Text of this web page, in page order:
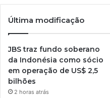
Última modificação
JBS traz fundo soberano
da Indonésia como sócio
em operação de US$ 2,5
bilhões
2 horas atrás